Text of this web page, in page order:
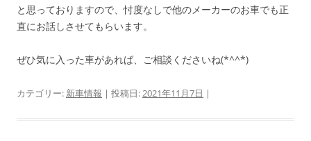
と思っておりますので、忖度なしで他のメーカーのお車でも正
直にお話しさせてもらいます。
ぜひ気に入った車があれば、ご相談くださいね(*^^*)
カテゴリー: 新車情報 | 投稿日:2021年11月7日 |